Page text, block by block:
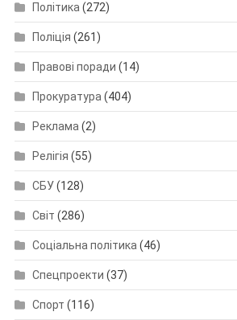
Політика(272)
Поліція (261)
Правові поради (14)
Прокуратура(404)
Реклама(2)
Релігія (55)
СБУ(128)
Світ (286)
Соціальна політика(46)
Спецпроекти (37)
Спорт (116)